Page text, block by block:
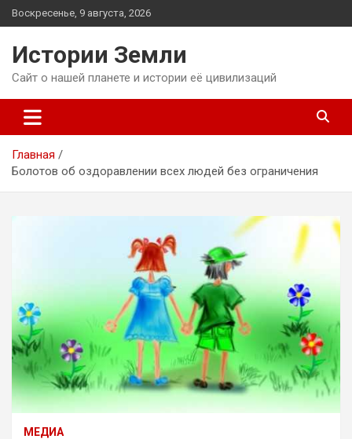
Перейти
к
Воскресенье, 9 августа, 2026
Истории Земли
Сайт о нашей планете и истории её цивилизаций
Главная
Болотов об оздоравлении всех людей без ограничения
МЕДИА